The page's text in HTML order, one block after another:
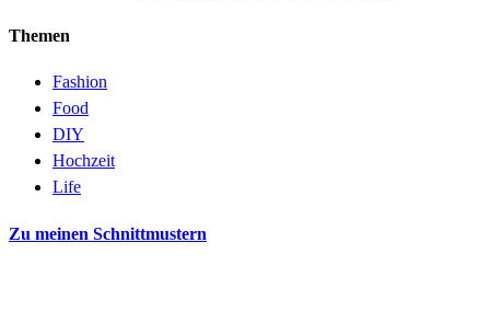
Themen
Fashion
Food
DIY
Hochzeit
Life
Zu meinen Schnittmustern